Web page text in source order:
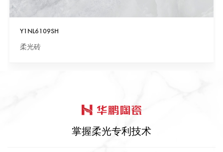
Y1NL6109SH
柔光砖
掌握柔光专利技术